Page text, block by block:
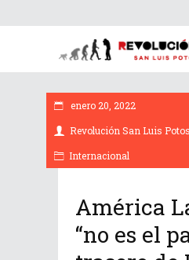
enero 20, 2022
Revolución San Luis
Internacional
América
“no es el